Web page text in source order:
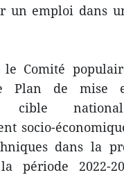
un emploi dans
le Comité
Plan de mise
cible
socio-
dans la
période 2022-